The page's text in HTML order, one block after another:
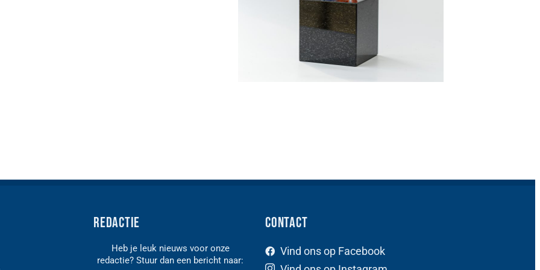
Redactie
Heb je leuk nieuws voor onze
redactie? Stuur dan een bericht naar:
Contact
Vind ons op Facebook